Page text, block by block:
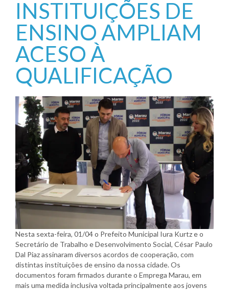
INSTITUIÇÕES DE
ENSINO AMPLIAM
ACESO À
QUALIFICAÇÃO
Nesta sexta-feira, 01/04 o Prefeito Municipal Iura Kurtz e o
Secretário de Trabalho e Desenvolvimento Social, César Paulo
Dal Piaz assinaram diversos acordos de cooperação, com
distintas instituições de ensino da nossa cidade. Os
documentos foram firmados durante o Emprega Marau, em
mais uma medida inclusiva voltada principalmente aos jovens